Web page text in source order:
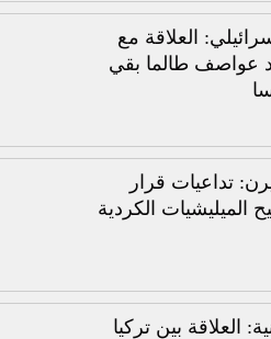
العلاقة مع
عواصف طالما بقي
تداعيات قرار
الميليشيات الكردية
العلاقة بين تركيا